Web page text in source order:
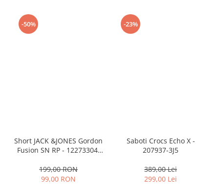
-50%
Short JACK &JONES Gordon
Fusion SN RP - 12273304-
199,00 RON
99,00 RON
-23%
Saboti Crocs Echo X -
207937-3J5
389,00 Lei
299,00 Lei